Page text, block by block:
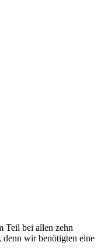
Teil bei allen zehn
denn wir benötigten eine